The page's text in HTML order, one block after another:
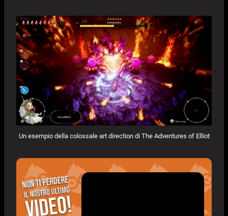
Un esempio della colossale art direction di The Adventures of Elliot